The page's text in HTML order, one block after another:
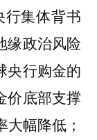
行集体背书
缘政治风险
央行购金的
价底部支撑
幅降低；